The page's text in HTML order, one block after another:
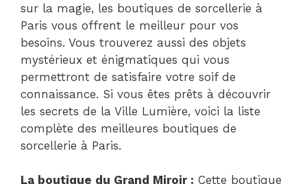
sur la magie, les boutiques de sorcellerie à
Paris vous offrent le meilleur pour vos
besoins. Vous trouverez aussi des objets
mystérieux et énigmatiques qui vous
permettront de satisfaire votre soif de
connaissance. Si vous êtes prêts à découvrir
les secrets de la Ville Lumière, voici la liste
complète des meilleures boutiques de
sorcellerie à Paris.
La boutique du Grand Miroir : Cette boutique